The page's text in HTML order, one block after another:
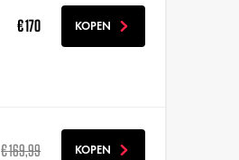
€ 170 KOPEN
€ 169,99 KOPEN